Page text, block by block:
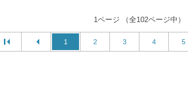
1ページ （全102ページ中）
1 2 3 4 5